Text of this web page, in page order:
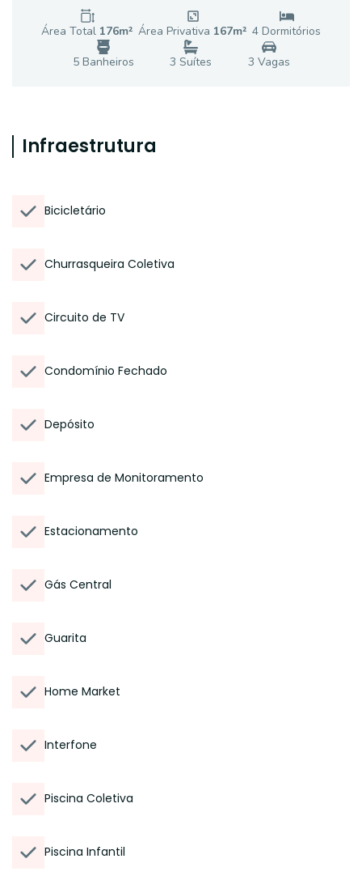
Área Total 176m² Área Privativa 167m² 4 Dormitórios
5Banheiros 3 Suítes 3 Vagas
Infraestrutura
Bicicletário
Churrasqueira Coletiva
Circuito de TV
Condomínio Fechado
Depósito
Empresa de Monitoramento
Estacionamento
Gás Central
Guarita
Home Market
Interfone
Piscina Coletiva
Piscina Infantil